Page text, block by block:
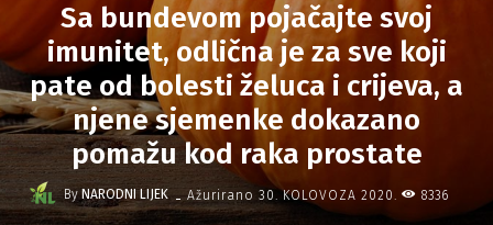
Sa bundevom pojačajte svoj
imunitet, odlična je za sve koji
pate od bolesti želuca i crijeva, a
njene sjemenke dokazano
pomažu kod raka prostate
By NARODNI LIJEK - Ažurirano 30. KOLOVOZA 2020. 8336